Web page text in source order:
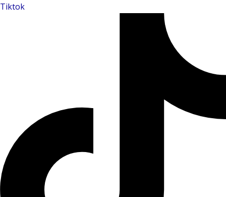
Tiktok